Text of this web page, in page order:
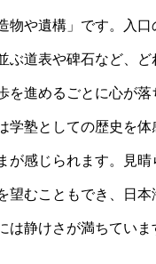
物や遺構」です。入
ぶ道表や碑石など、ど
を進めるごとに心が落
学塾としての歴史を体
が感じられます。見晴
望むこともでき、日本
は静けさが満ちていま